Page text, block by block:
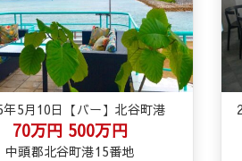
年5月10日【バー】北谷町港
70万円 500万円
中頭郡北谷町港15番地